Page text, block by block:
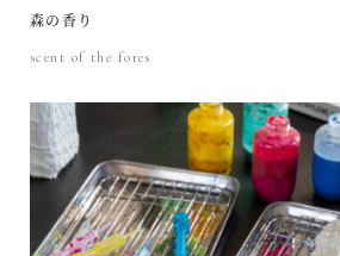
森の香り
scent of the fores